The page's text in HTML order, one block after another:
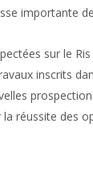
importante de
sur le Ris
inscrits
réussite des